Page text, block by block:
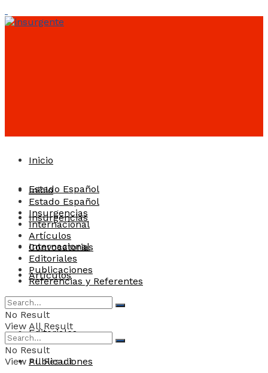
Inicio
Estado Español
Insurgencias
Internacional
Artículos
Convocatorias
Editoriales
Publicaciones
Inicio
Estado Español
Insurgencias
Internacional
Artículos
Convocatorias
Editoriales
Publicaciones
Referencias y Referentes
No Result
View All Result
No Result
View All Result